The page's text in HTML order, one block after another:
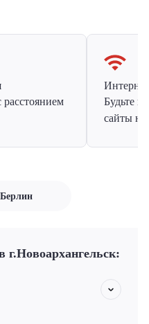
Будьте
сайты на
Берлин
г.Новоархангельск: